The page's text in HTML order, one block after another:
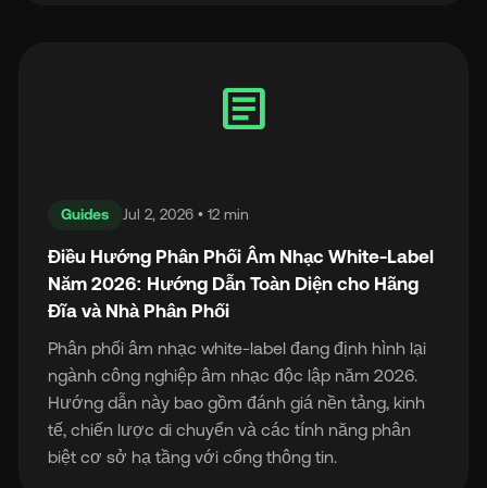
article
Guides Jul 2, 2026 • 12 min
Điều Hướng Phân Phối Âm Nhạc White-Label
Năm 2026: Hướng Dẫn Toàn Diện cho Hãng
Đĩa và Nhà Phân Phối
Phân phối âm nhạc white-label đang định hình lại
ngành công nghiệp âm nhạc độc lập năm 2026.
Hướng dẫn này bao gồm đánh giá nền tảng, kinh
tế, chiến lược di chuyển và các tính năng phân
biệt cơ sở hạ tầng với cổng thông tin.